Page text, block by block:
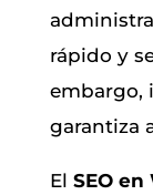
rápido y
embargo,
garantiza
El SEO en